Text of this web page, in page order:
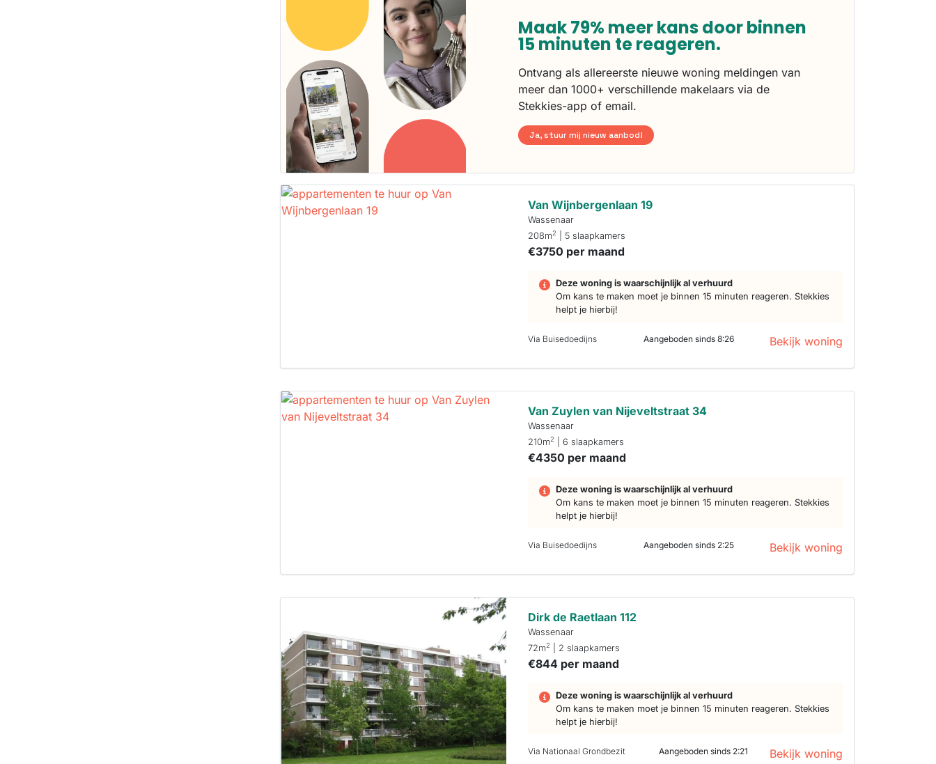
Maak 79% meer kans door binnen
15 minuten te reageren.
Ontvang als allereerste nieuwe woning meldingen van
meer dan 1000+ verschillende makelaars via de
Stekkies-app of email.
Ja, stuur mij nieuw aanbod!
Van Wijnbergenlaan 19
Wassenaar
208m2 | 5 slaapkamers
€3750 per maand
Deze woning is waarschijnlijk al verhuurd
Om kans te maken moet je binnen 15 minuten reageren. Stekkies
helpt je hierbij!
Via Buisedoedijns Aangeboden sinds 8:26 Bekijk woning
Van Zuylen van Nijeveltstraat 34
Wassenaar
210m2 | 6 slaapkamers
€4350 per maand
Deze woning is waarschijnlijk al verhuurd
Om kans te maken moet je binnen 15 minuten reageren. Stekkies
helpt je hierbij!
Via Buisedoedijns Aangeboden sinds 2:25 Bekijk woning
Dirk de Raetlaan 112
Wassenaar
72m2 | 2 slaapkamers
€844 per maand
Deze woning is waarschijnlijk al verhuurd
Om kans te maken moet je binnen 15 minuten reageren. Stekkies
helpt je hierbij!
Via Nationaal Grondbezit Aangeboden sinds 2:21 Bekijk woning